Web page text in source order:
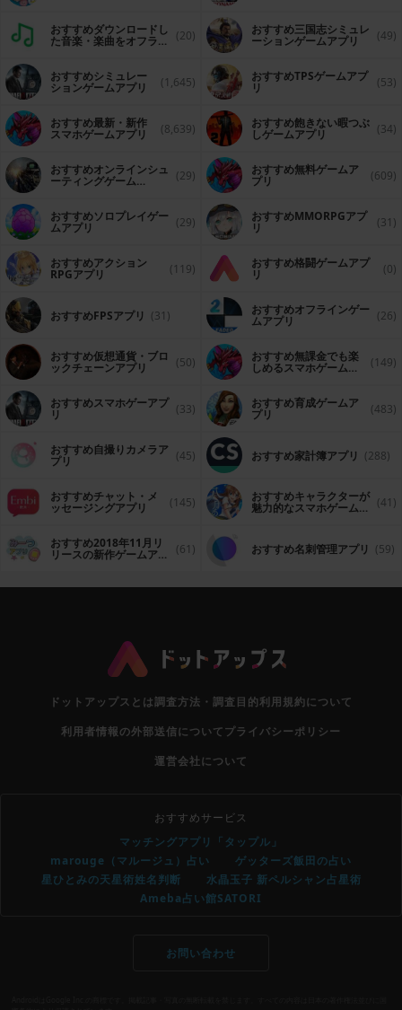
おすすめダウンロードし
た音楽・楽曲をオフライ (20) おすすめ三国志シミュレ
ーションゲームアプリ (49)
おすすめシミュレー
ションゲームアプリ (1,645) おすすめTPSゲームアプ
リ (53)
おすすめ最新・新作
スマホゲームアプリ (8,639) おすすめ飽きない暇つぶ
しゲームアプリ (34)
おすすめオンラインシュ
ーティングゲーム (29) おすすめ無料ゲームア
プリ (609)
おすすめソロプレイゲー
ムアプリ (29) おすすめ MMORPGアプ
リ (31)
おすすめアクション
RPGアプリ (119) おすすめ格闘ゲームアプ
リ (0)
おすすめFPSアプリ (31) おすすめオフラインゲー
ムアプリ (26)
おすすめ仮想通貨・ブロ
ックチェーンアプリ (50) おすすめ無課金でも楽
しめるスマホゲームア (149)
おすすめスマホゲーアプ
リ (33) おすすめ育成ゲームア
プリ (483)
おすすめ自撮りカメラア
プリ (45) おすすめ家計簿アプリ (288)
おすすめチャット・メ
ッセージングアプリ (145) おすすめキャラクターが
魅力的なスマホゲームア (41)
おすすめ2018年11月リ
リースの新作ゲームアプ (61) おすすめ名刺管理アプリ (59)
ドットアップスとは調査方法・調査目的利用規約について
利用者情報の外部送信についてプライバシーポリシー
運営会社について
おすすめサービス
マッチングアプリ「タップル」
marouge（マルージュ）占い
ゲッターズ飯田の占い
星ひとみの天星術姓名判断
水晶玉子 新ペルシャン占星術
Ameba占い館SATORI
お問い合わせ